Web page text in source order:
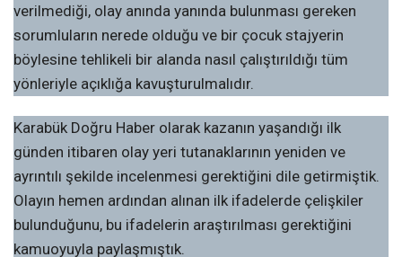
verilmediği, olay anında yanında bulunması gereken
sorumluların nerede olduğu ve bir çocuk stajyerin
böylesine tehlikeli bir alanda nasıl çalıştırıldığı tüm
yönleriyle açıklığa kavuşturulmalıdır.
Karabük Doğru Haber olarak kazanın yaşandığı ilk
günden itibaren olay yeri tutanaklarının yeniden ve
ayrıntılı şekilde incelenmesi gerektiğini dile getirmiştik.
Olayın hemen ardından alınan ilk ifadelerde çelişkiler
bulunduğunu, bu ifadelerin araştırılması gerektiğini
kamuoyuyla paylaşmıştık.